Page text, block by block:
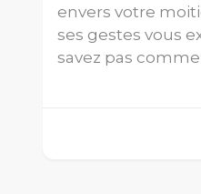
envers votre
ses gestes vous
savez pas